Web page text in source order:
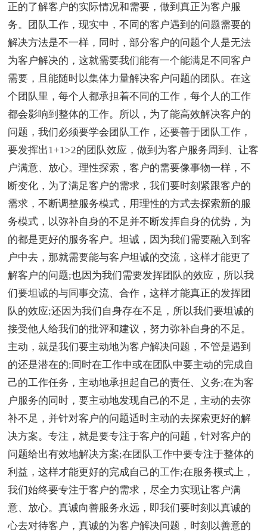
正的了解客户的实际情况和需要，做到真正为客户服
务。团队工作，现实中，不同的客户遇到的问题需要的
解决方法是不一样，同时，部分客户的问题个人是无法
为客户解决的，这就需要我们能有一个能满足不同客户
需要，且能随时以集体力量解决客户问题的团队。在这
个团队里，每个人都承担着不同的工作，每个人的工作
都会影响到整体的工作。所以，为了能高效解决客户的
问题，我们必须要学会团队工作，还要善于团队工作，
要发挥出1+1>2的团队效应，做到为客户服务周到、让客
户满意、放心。理性探索，客户的需要像事物一样，不
断变化，为了满足客户的需求，我们要时刻紧跟客户的
需求，不断调整服务模式，用理性的方式去探索新的服
务模式，以弥补自身的不足并不断发挥自身的优势，为
的都是更好的服务客户。坦诚，因为我们需要融入到客
户中去，那就需要能与客户坦诚的交流，这样才能更了
解客户的问题;也因为我们需要发挥团队的效应，所以我
们要坦诚的与同事交流、合作，这样才能真正的发挥团
队的效应;还因为我们自身存在不足，所以我们要坦诚的
接受他人给我们的批评和建议，努力弥补自身的不足。
主动，就是我们要主动地为客户解决问题，不管是遇到
的还是潜在的;同时在工作中或在团队中要主动的完成自
己的工作任务，主动地承担起自己的责任、义务;在为客
户服务的同时，要主动地发现自己的不足，主动的去弥
补不足，并针对客户的问题适时主动的去探索更好的解
决方案。专注，就是要专注于客户的问题，针对客户的
问题给出有效地解决方案;在团队工作中要专注于整体的
利益，这样才能更好的完成自己的工作;在服务模式上，
我们始终要专注于客户的需求，尽全力实现让客户满
意、放心。真诚向善服务永远，即我们要时刻以真诚的
心去对待客户，真诚的为客户解决问题，时刻以善意的